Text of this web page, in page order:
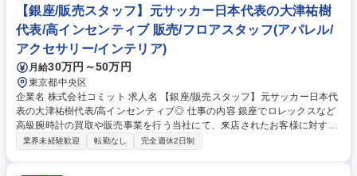
目指せる待遇が最大の魅力です。完全週休2日のシフト制で個人の希望に
応じた柔軟な働き方をカスタマイズできるため、年収アップだけでなく理
想的な働き方改善も同時に狙えます。 募集職種 【銀座/店舗販売スタッ
フ】圧倒的な高インセンティブ/年収1000万円可
【銀座/販売スタッフ】元サッカー日本代表の大津祐樹
代表/高インセンティブ 販売/フロアスタッフ(アパレル/
アクセサリー/インテリア)
月給30万円～50万円
東京都中央区
企業名 株式会社コミット 求人名 【銀座/販売スタッフ】元サッカー日本代
表の大津祐樹代表/高インセンティブ◎ 仕事の内容 銀座でロレックスなど
高級腕時計の買取や販売事業を行う当社にて、来店されたお客様に対する
時計のご提案や接客対応、買取や委託販売の受付、お見送りまでの一連の
業界未経験歓迎 転勤なし 完全週休2日制